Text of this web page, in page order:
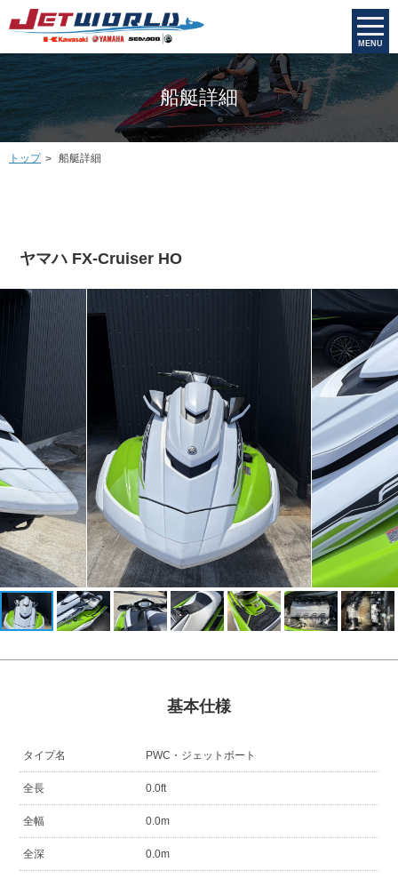
MENU
船艇詳細
トップ 船艇詳細
ヤマハ FX-Cruiser HO
基本仕様
タイプ名 PWC・ジェットボート
全長 0.0ft
全幅 0.0m
全深 0.0m